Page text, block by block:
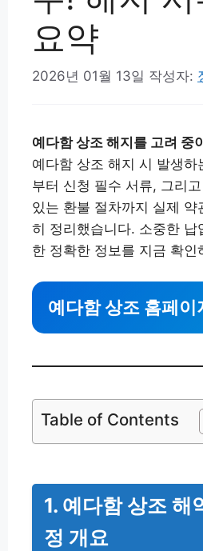
요약
2026년 01월 13일 작성자:
예다함 상조 해지를 고려 중
예다함 상조 해지 시 발생하
부터 신청 필수 서류, 그리
있는 환불 절차까지 실제 약
히 정리했습니다. 소중한 납
한 정확한 정보를 지금 확인
예다함 상조 홈페이
Table of Contents
1. 예다함 상조 해
정 개요